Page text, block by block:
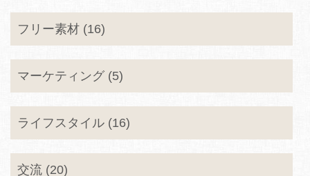
フリー素材 (16)
マーケティング (5)
ライフスタイル (16)
交流 (20)